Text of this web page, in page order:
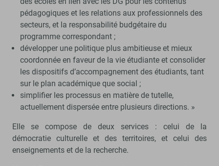
pédagogiques et les relations aux professionnels des
secteurs, et la responsabilité budgétaire du
programme correspondant ;
développer une politique plus ambitieuse et mieux
coordonnée en faveur de la vie étudiante et consolider
les dispositifs d’accompagnement des étudiants, tant
sur le plan académique que social ;
simplifier les processus en matière de tutelle,
actuellement dispersée entre plusieurs directions. »
Elle se compose de deux services : celui de la
démocratie culturelle et des territoires, et celui des
enseignements et de la recherche.